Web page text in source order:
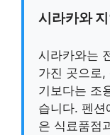
시라카와
시라카와는
가진 곳으로
기보다는 조
습니다. 펜
은 식료품점